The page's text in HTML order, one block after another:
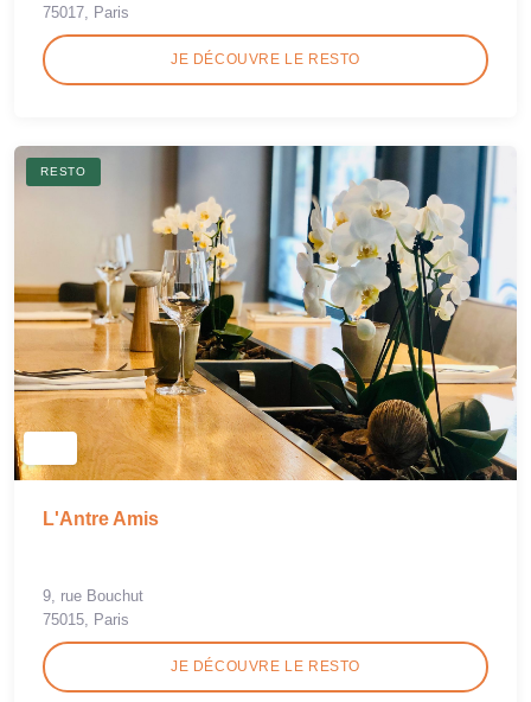
75017, Paris
JE DÉCOUVRE LE RESTO
RESTO
L'Antre Amis
9, rue Bouchut
75015, Paris
JE DÉCOUVRE LE RESTO